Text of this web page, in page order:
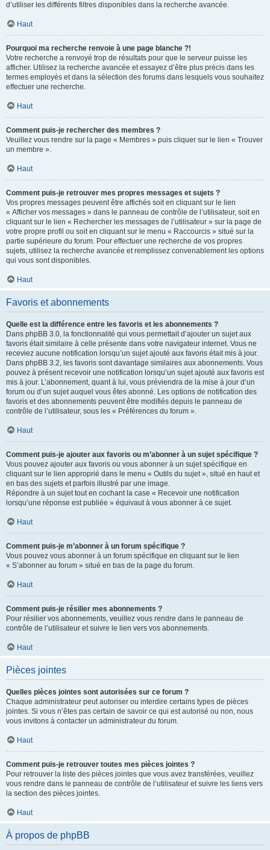
d’utiliser les différents filtres disponibles dans la recherche avancée.
Haut
Pourquoi ma recherche renvoie à une page blanche ?!
Votre recherche a renvoyé trop de résultats pour que le serveur puisse les
afficher. Utilisez la recherche avancée et essayez d’être plus précis dans les
termes employés et dans la sélection des forums dans lesquels vous souhaitez
effectuer une recherche.
Haut
Comment puis-je rechercher des membres ?
Veuillez vous rendre sur la page « Membres » puis cliquer sur le lien « Trouver
un membre ».
Haut
Comment puis-je retrouver mes propres messages et sujets ?
Vos propres messages peuvent être affichés soit en cliquant sur le lien
« Afficher vos messages » dans le panneau de contrôle de l’utilisateur, soit en
cliquant sur le lien « Rechercher les messages de l’utilisateur » sur la page de
votre propre profil ou soit en cliquant sur le menu « Raccourcis » situé sur la
partie supérieure du forum. Pour effectuer une recherche de vos propres
sujets, utilisez la recherche avancée et remplissez convenablement les options
qui vous sont disponibles.
Haut
Favoris et abonnements
Quelle est la différence entre les favoris et les abonnements ?
Dans phpBB 3.0, la fonctionnalité qui vous permettait d’ajouter un sujet aux
favoris était similaire à celle présente dans votre navigateur internet. Vous ne
receviez aucune notification lorsqu’un sujet ajouté aux favoris était mis à jour.
Dans phpBB 3.2, les favoris sont davantage similaires aux abonnements. Vous
pouvez à présent recevoir une notification lorsqu’un sujet ajouté aux favoris est
mis à jour. L’abonnement, quant à lui, vous préviendra de la mise à jour d’un
forum ou d’un sujet auquel vous êtes abonné. Les options de notification des
favoris et des abonnements peuvent être modifiés depuis le panneau de
contrôle de l’utilisateur, sous les « Préférences du forum ».
Haut
Comment puis-je ajouter aux favoris ou m’abonner à un sujet spécifique ?
Vous pouvez ajouter aux favoris ou vous abonner à un sujet spécifique en
cliquant sur le lien approprié dans le menu « Outils du sujet », situé en haut et
en bas des sujets et parfois illustré par une image.
Répondre à un sujet tout en cochant la case « Recevoir une notification
lorsqu’une réponse est publiée » équivaut à vous abonner à ce sujet.
Haut
Comment puis-je m’abonner à un forum spécifique ?
Vous pouvez vous abonner à un forum spécifique en cliquant sur le lien
« S’abonner au forum » situé en bas de la page du forum.
Haut
Comment puis-je résilier mes abonnements ?
Pour résilier vos abonnements, veuillez vous rendre dans le panneau de
contrôle de l’utilisateur et suivre le lien vers vos abonnements.
Haut
Pièces jointes
Quelles pièces jointes sont autorisées sur ce forum ?
Chaque administrateur peut autoriser ou interdire certains types de pièces
jointes. Si vous n’êtes pas certain de savoir ce qui est autorisé ou non, nous
vous invitons à contacter un administrateur du forum.
Haut
Comment puis-je retrouver toutes mes pièces jointes ?
Pour retrouver la liste des pièces jointes que vous avez transférées, veuillez
vous rendre dans le panneau de contrôle de l’utilisateur et suivre les liens vers
la section des pièces jointes.
Haut
À propos de phpBB